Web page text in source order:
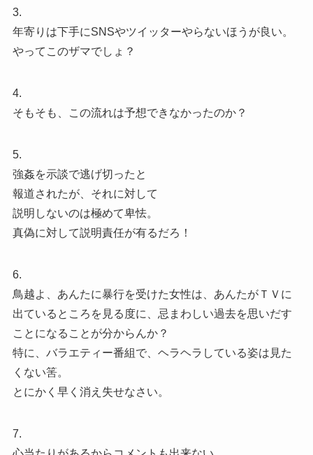
3.
年寄りは下手にSNSやツイッターやらないほうが良い。
やってこのザマでしょ？
4.
そもそも、この流れは予想できなかったのか？
5.
強姦を示談で逃げ切ったと
報道されたが、それに対して
説明しないのは極めて卑怯。
真偽に対して説明責任が有るだろ！
6.
鳥越よ、あんたに暴行を受けた女性は、あんたがＴＶに
出ているところを見る度に、忌まわしい過去を思いだす
ことになることが分からんか？
特に、バラエティー番組で、ヘラヘラしている姿は見た
くない筈。
とにかく早く消え失せなさい。
7.